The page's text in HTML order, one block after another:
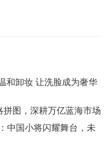
和卸妆 让洗脸成为奢华
拼图，深耕万亿蓝海市场
中国小将闪耀舞台，未